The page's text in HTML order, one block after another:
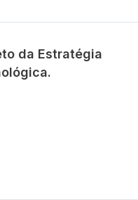
da Estratégia